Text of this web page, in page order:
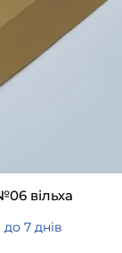
вільха
до 7 днів